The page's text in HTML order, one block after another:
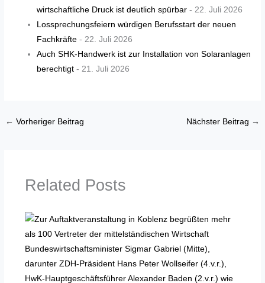
wirtschaftliche Druck ist deutlich spürbar - 22. Juli 2026
Lossprechungsfeiern würdigen Berufsstart der neuen
Fachkräfte - 22. Juli 2026
Auch SHK-Handwerk ist zur Installation von Solaranlagen
berechtigt - 21. Juli 2026
← Vorheriger Beitrag Nächster Beitrag →
Related Posts